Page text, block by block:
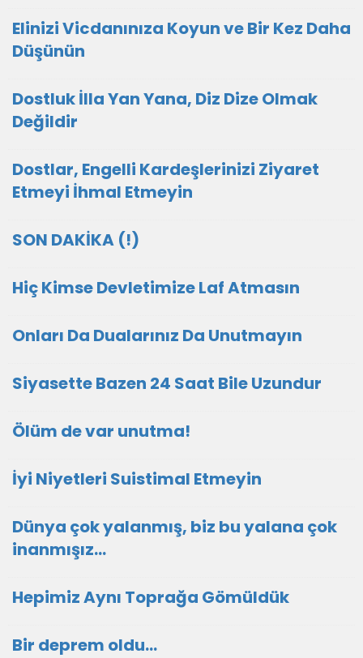
Elinizi Vicdanınıza Koyun ve Bir Kez Daha
Düşünün
Dostluk İlla Yan Yana, Diz Dize Olmak
Değildir
Dostlar, Engelli Kardeşlerinizi Ziyaret
Etmeyi İhmal Etmeyin
SON DAKİKA (!)
Hiç Kimse Devletimize Laf Atmasın
Onları Da Dualarınız Da Unutmayın
Siyasette Bazen 24 Saat Bile Uzundur
Ölüm de var unutma!
İyi Niyetleri Suistimal Etmeyin
Dünya çok yalanmış, biz bu yalana çok
inanmışız...
Hepimiz Aynı Toprağa Gömüldük
Bir deprem oldu...